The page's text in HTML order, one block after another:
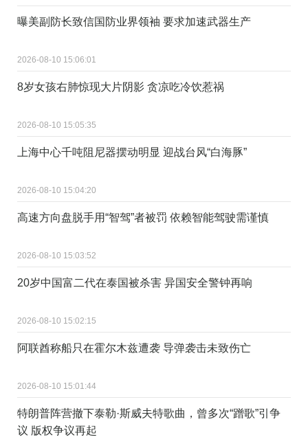
曝美副防长致信国防业界领袖 要求加速武器生产
2026-08-10 15:06:01
8岁女孩右肺惊现大片阴影 贪凉吃冷饮惹祸
2026-08-10 15:05:35
上海中心千吨阻尼器摆动明显 迎战台风“白海豚”
2026-08-10 15:04:20
高速方向盘脱手用“智驾”者被罚 依赖智能驾驶需谨慎
2026-08-10 15:03:52
20岁中国富二代在泰国被杀害 异国安全警钟再响
2026-08-10 15:02:15
阿联酋称船只在霍尔木兹遭袭 导弹袭击未致伤亡
2026-08-10 15:01:44
特朗普阵营撤下泰勒·斯威夫特歌曲，曾多次“蹭歌”引争
议 版权争议再起